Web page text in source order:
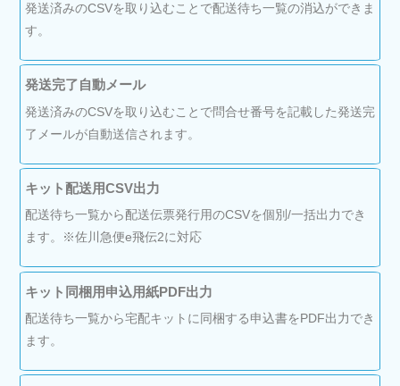
発送済みのCSVを取り込むことで配送待ち一覧の消込ができま
す。
発送完了自動メール
発送済みのCSVを取り込むことで問合せ番号を記載した発送完
了メールが自動送信されます。
キット配送用CSV出力
配送待ち一覧から配送伝票発行用のCSVを個別/一括出力でき
ます。※佐川急便e飛伝2に対応
キット同梱用申込用紙PDF出力
配送待ち一覧から宅配キットに同梱する申込書をPDF出力でき
ます。